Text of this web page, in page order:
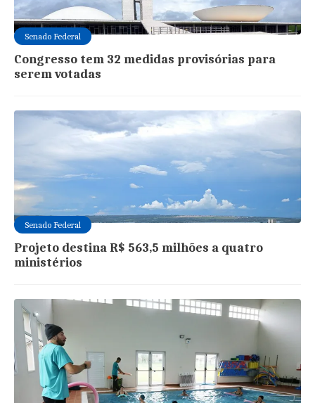
Senado Federal
Congresso tem 32 medidas provisórias para
serem votadas
Senado Federal
Projeto destina R$ 563,5 milhões a quatro
ministérios